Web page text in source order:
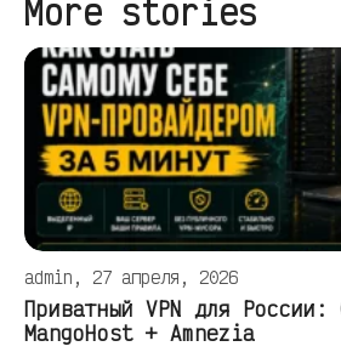
More stories
admin, 27 апреля, 2026
Приватный VPN для России:
MangoHost + Amnezia